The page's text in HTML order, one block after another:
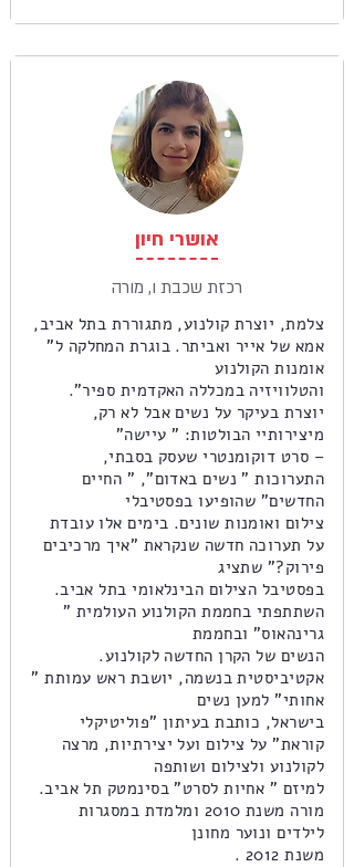
אושרי חיון
רכזת שכבת ו, מורה
צלמת, יוצרת קולנוע, מתגוררת בתל אביב,
אמא של אייר ואביתר. בוגרת המחלקה ל"
אומנות הקולנוע
והטלוויזיה במכללה האקדמית ספיר".
יוצרת בעיקר על נשים אבל לא רק,
מיצירותיי הבולטות: " עיישה"
– סרט דוקומנטרי שעסק בסבתי,
התערוכות " נשים באדום", " החיים
החדשים" שהופיעו בפסטיבלי
צילום ואומנות שונים. בימים אלו עובדת
על תערוכה חדשה שנקראת "איך מרכיבים
פירוק?" שתציג
בפסטיבל הצילום הבינלאומי בתל אביב.
השתתפתי בחממת הקולנוע העולמית "
גרינהאוס" ובחממת
הנשים של הקרן החדשה לקולנוע.
אקטיביסטית בנשמה, יושבת ראש עמותת "
אחותי" למען נשים
בישראל, כותבת בעיתון "פוליטיקלי
קוראת" על צילום ועל יצירתיות, מרצה
לקולנוע ולצילום ושותפה
למיזם " אחיות לסרט" בסינמטק תל אביב.
מורה משנת 2010 ומלמדת במסגרות
לילדים ונוער מחונן
משנת 2012 .